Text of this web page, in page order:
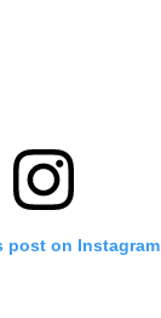
post on Instagram